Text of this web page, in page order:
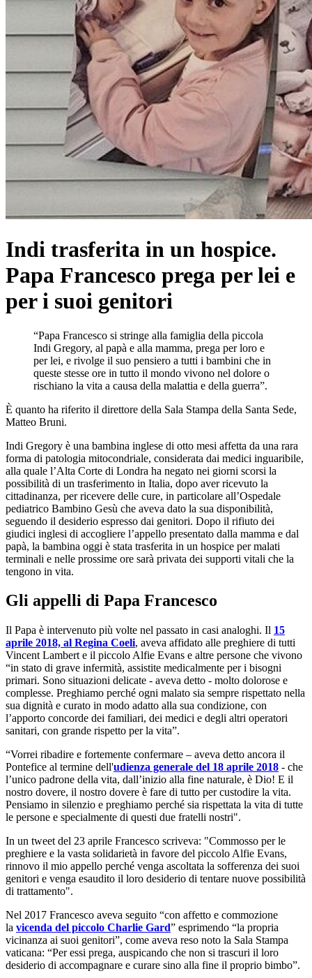
Indi trasferita in un hospice.
Papa Francesco prega per lei e
per i suoi genitori
“Papa Francesco si stringe alla famiglia della piccola
Indi Gregory, al papà e alla mamma, prega per loro e
per lei, e rivolge il suo pensiero a tutti i bambini che in
queste stesse ore in tutto il mondo vivono nel dolore o
rischiano la vita a causa della malattia e della guerra”.
È quanto ha riferito il direttore della Sala Stampa della Santa Sede,
Matteo Bruni.
Indi Gregory è una bambina inglese di otto mesi affetta da una rara
forma di patologia mitocondriale, considerata dai medici inguaribile,
alla quale l’Alta Corte di Londra ha negato nei giorni scorsi la
possibilità di un trasferimento in Italia, dopo aver ricevuto la
cittadinanza, per ricevere delle cure, in particolare all’Ospedale
pediatrico Bambino Gesù che aveva dato la sua disponibilità,
seguendo il desiderio espresso dai genitori. Dopo il rifiuto dei
giudici inglesi di accogliere l’appello presentato dalla mamma e dal
papà, la bambina oggi è stata trasferita in un hospice per malati
terminali e nelle prossime ore sarà privata dei supporti vitali che la
tengono in vita.
Gli appelli di Papa Francesco
Il Papa è intervenuto più volte nel passato in casi analoghi. Il 15
aprile 2018, al Regina Coeli, aveva affidato alle preghiere di tutti
Vincent Lambert e il piccolo Alfie Evans e altre persone che vivono
“in stato di grave infermità, assistite medicalmente per i bisogni
primari. Sono situazioni delicate - aveva detto - molto dolorose e
complesse. Preghiamo perché ogni malato sia sempre rispettato nella
sua dignità e curato in modo adatto alla sua condizione, con
l’apporto concorde dei familiari, dei medici e degli altri operatori
sanitari, con grande rispetto per la vita”.
“Vorrei ribadire e fortemente confermare – aveva detto ancora il
Pontefice al termine dell'udienza generale del 18 aprile 2018 - che
l’unico padrone della vita, dall’inizio alla fine naturale, è Dio! E il
nostro dovere, il nostro dovere è fare di tutto per custodire la vita.
Pensiamo in silenzio e preghiamo perché sia rispettata la vita di tutte
le persone e specialmente di questi due fratelli nostri".
In un tweet del 23 aprile Francesco scriveva: "Commosso per le
preghiere e la vasta solidarietà in favore del piccolo Alfie Evans,
rinnovo il mio appello perché venga ascoltata la sofferenza dei suoi
genitori e venga esaudito il loro desiderio di tentare nuove possibilità
di trattamento".
Nel 2017 Francesco aveva seguito “con affetto e commozione
la vicenda del piccolo Charlie Gard” esprimendo “la propria
vicinanza ai suoi genitori”, come aveva reso noto la Sala Stampa
vaticana: “Per essi prega, auspicando che non si trascuri il loro
desiderio di accompagnare e curare sino alla fine il proprio bimbo”.